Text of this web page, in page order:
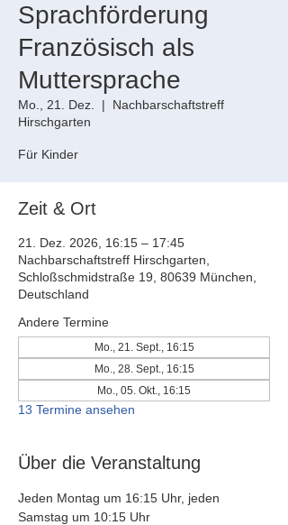
Sprachförderung
Französisch als
Muttersprache
Mo., 21. Dez.
  |
Nachbarschaftstreff
Hirschgarten
Für Kinder
Zeit & Ort
21. Dez. 2026, 16:15 – 17:45
Nachbarschaftstreff Hirschgarten,
Schloßschmidstraße 19, 80639 München,
Deutschland
Andere Termine
Mo., 21. Sept., 16:15
Mo., 28. Sept., 16:15
Mo., 05. Okt., 16:15
13 Termine ansehen
Über die Veranstaltung
Jeden Montag um 16:15 Uhr, jeden
Samstag um 10:15 Uhr